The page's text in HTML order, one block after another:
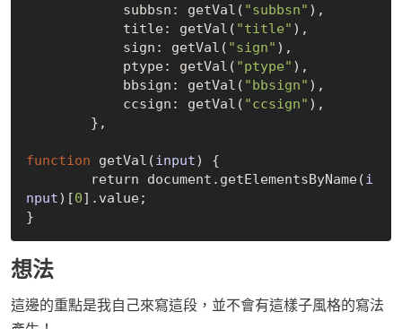
            subbsn: get
Val( "subbsn" ) ,
            title: get
Val( "title" ) ,
            sign: get
Val( "sign" ) ,
            ptype: get
Val( "ptype" ) ,
            bbsign: get
Val( "bbsign" ) ,
            ccsign: get
Val( "ccsign" ) ,
function getVal(input)
{
	return document.get
ElementsByName(i
nput) [0] .value;
想法
這邊的重點是我自己來寫這段，並不會有這樣子風格的寫法